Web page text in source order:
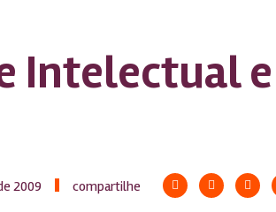
Intelectual
2009 compartilhe